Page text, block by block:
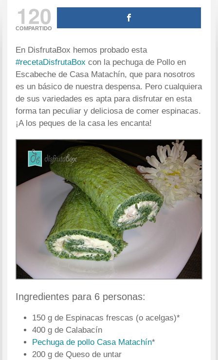
120
COMPARTIDO
En DisfrutaBox hemos probado esta
#recetaDisfrutaBox con la pechuga de Pollo en
Escabeche de Casa Matachín, que para nosotros
es un básico de nuestra despensa. Pero cualquiera
de sus variedades es apta para disfrutar en esta
forma tan peculiar y deliciosa de comer espinacas.
¡A los peques de la casa les encanta!
Ingredientes para 6 personas:
150 g de Espinacas frescas (o acelgas)*
400 g de Calabacín
Pechuga de pollo Casa Matachín*
200 g de Queso de untar